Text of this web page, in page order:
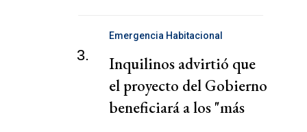
3.
Emergencia Habitacional
Inquilinos advirtió que
el proyecto del Gobierno
beneficiará a los "más